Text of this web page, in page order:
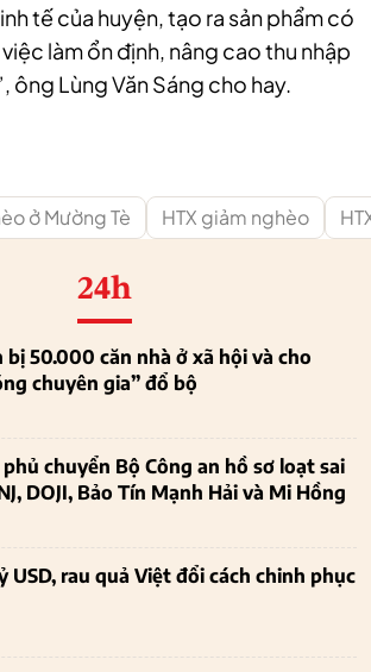
tế của huyện, tạo ra sản phẩm có
làm ổn định, nâng cao thu nhập
ông Lùng Văn Sáng cho hay.
ở Mường Tè HTX giảm nghèo
24h
bị 50.000 căn nhà ở xã hội và cho
chuyên gia” đổ bộ
chuyển Bộ Công an hồ sơ loạt sai
DOJI, Bảo Tín Mạnh Hải và Mi Hồng
USD, rau quả Việt đổi cách chinh phục